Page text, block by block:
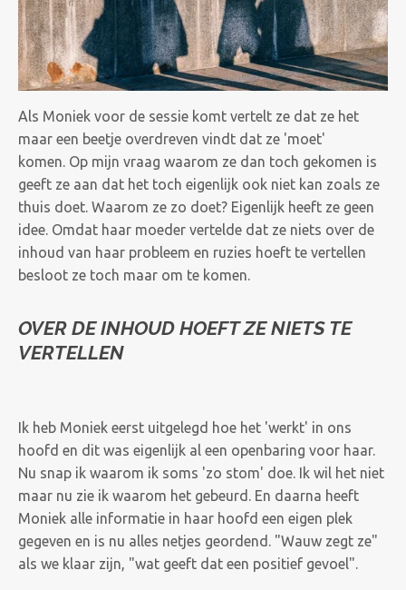
Als Moniek voor de sessie komt vertelt ze dat ze het
maar een beetje overdreven vindt dat ze 'moet'
komen. Op mijn vraag waarom ze dan toch gekomen is
geeft ze aan dat het toch eigenlijk ook niet kan zoals ze
thuis doet. Waarom ze zo doet? Eigenlijk heeft ze geen
idee. Omdat haar moeder vertelde dat ze niets over de
inhoud van haar probleem en ruzies hoeft te vertellen
besloot ze toch maar om te komen.
OVER DE INHOUD HOEFT ZE NIETS TE
VERTELLEN
Ik heb Moniek eerst uitgelegd hoe het 'werkt' in ons
hoofd en dit was eigenlijk al een openbaring voor haar.
Nu snap ik waarom ik soms 'zo stom' doe. Ik wil het niet
maar nu zie ik waarom het gebeurd. En daarna heeft
Moniek alle informatie in haar hoofd een eigen plek
gegeven en is nu alles netjes geordend. "Wauw zegt ze"
als we klaar zijn, "wat geeft dat een positief gevoel".